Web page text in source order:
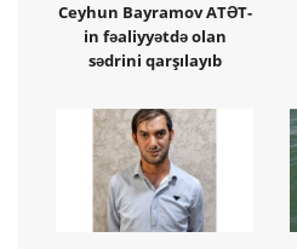
Ceyhun Bayramov ATƏT-
in fəaliyyətdə olan
sədrini qarşılayıb